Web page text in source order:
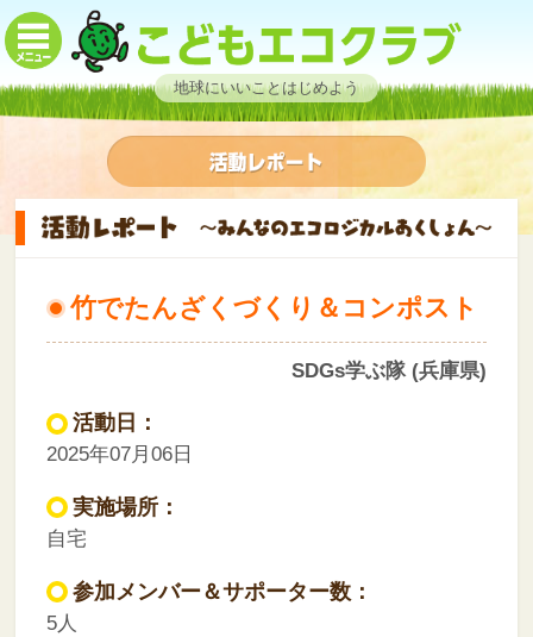
地球にいいことはじめよう
竹でたんざくづくり＆コンポスト
SDGs学ぶ隊 (兵庫県)
活動日：
2025年07月06日
実施場所：
自宅
参加メンバー＆サポーター数：
5人